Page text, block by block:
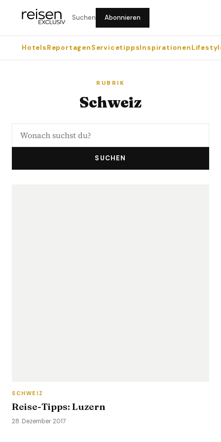
Suchen Abonnieren
HotelsReportagenServicetippsInspirationen
RUBRIK
Schweiz
SUCHEN
SCHWEIZ
Reise-Tipps: Luzern
28. Dezember 2017